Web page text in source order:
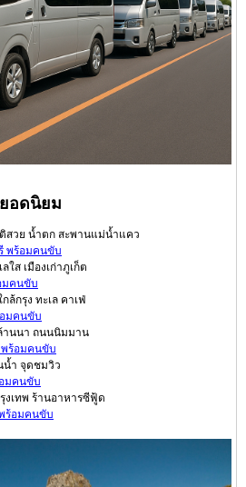
อดนิยม
สวย น้ำตก สะพานแม่น้ำแคว
พร้อมคนขับ
ใส เมืองเก่าภูเก็ต
มคนขับ
ล้กรุง ทะเล คาเฟ่
มคนขับ
านนา ถนนนิมมาน
พร้อมคนขับ
น้ำ จุดชมวิว
มคนขับ
งเทพ ร้านอาหารซีฟู้ด
ร้อมคนขับ